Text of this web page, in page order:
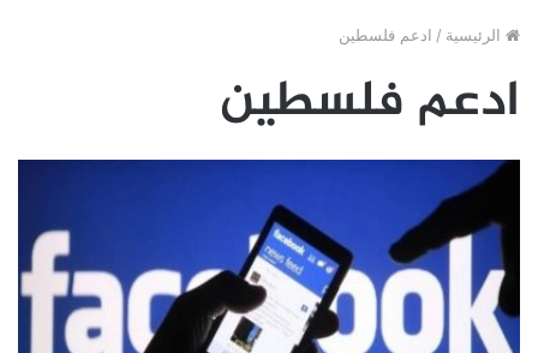
الرئيسية / ادعم فلسطين
ادعم فلسطين